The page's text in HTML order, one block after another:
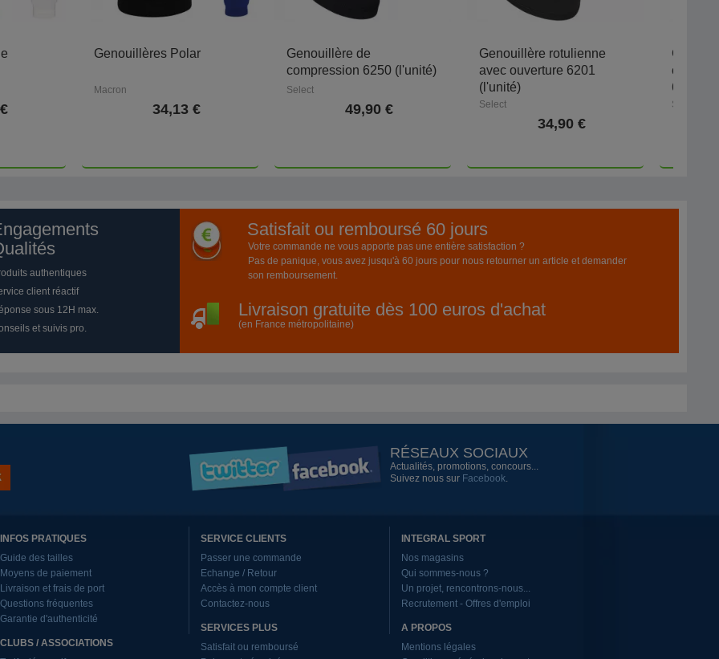
Genouillères Polar
Macron
34,13 €
Genouillère de
compression 6250 (l'unité)
Select
49,90 €
Genouillère rotulienne
avec ouverture 6201
(l'unité)
Select
34,90 €
6251W
Select
authentiques
client réactif
sous 12H max.
et suivis pro.
Satisfait ou remboursé 60 jours
Votre commande ne vous apporte pas une entière satisfaction ?
Pas de panique, vous avez jusqu'à 60 jours pour nous retourner un article et demander
son remboursement.
Livraison gratuite dès 100 euros d'achat
(en France métropolitaine)
RÉSEAUX SOCIAUX
Actualités, promotions, concours...
Suivez nous sur Facebook.
INFOS PRATIQUES
Guide des tailles
Moyens de paiement
Livraison et frais de port
Questions fréquentes
Garantie d'authenticité
CLUBS / ASSOCIATIONS
SERVICE CLIENTS
Passer une commande
Echange / Retour
Accès à mon compte client
Contactez-nous
SERVICES PLUS
Satisfait ou remboursé
INTEGRAL SPORT
Nos magasins
Qui sommes-nous ?
Un projet, rencontrons-nous...
Recrutement - Offres d'emploi
A PROPOS
Mentions légales